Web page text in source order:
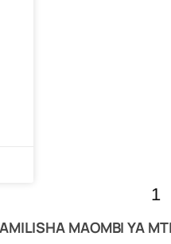
1
MAOMBI YA